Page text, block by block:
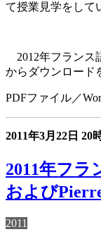
て授業見学をして
2012年フランス
からダウンロード
PDFファイル／
2011年3月22日 20
2011年フラ
および
2011